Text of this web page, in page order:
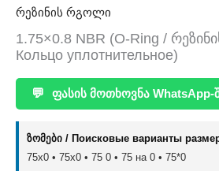
რეზინის რგოლი
1.75×0.8 NBR (O-Ring /
Кольцо уплотнительное)
💬 ფასის მოთხოვნა WhatsApp-
ზომები / Поисковые варианты
75x0 • 75х0 • 75 0 • 75 на 0 • 75*0